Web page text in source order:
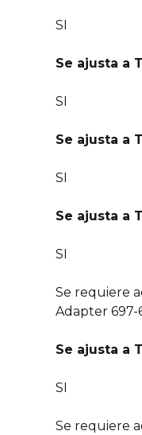
SI
Se ajusta a
SI
Se ajusta a
SI
Se ajusta a
SI
Se requiere
Adapter 697-
Se ajusta a
SI
Se requiere